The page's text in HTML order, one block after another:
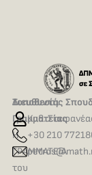
Τοποθεσία
Γραμματείας
Η
ΓΡΑΜΜΑΤΕΙΑ
του
Διευθυντής
Καθ.
+30 210